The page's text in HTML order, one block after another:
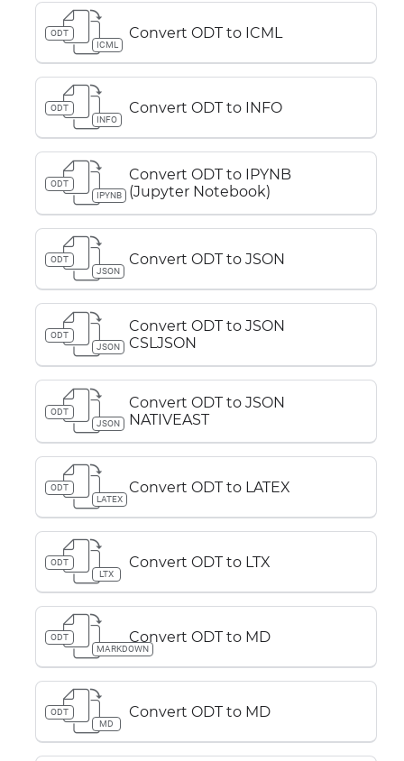
ODT
ICML
Convert ODT to ICML
ODT
INFO
Convert ODT to INFO
ODT
IPYNB
Convert ODT to IPYNB
(Jupyter Notebook)
ODT
JSON
Convert ODT to JSON
ODT
JSON
Convert ODT to JSON
CSLJSON
ODT
JSON
Convert ODT to JSON
NATIVEAST
ODT
LATEX
Convert ODT to LATEX
ODT
LTX
Convert ODT to LTX
ODT
MARKDOWN
Convert ODT to MD
ODT
MD
Convert ODT to MD